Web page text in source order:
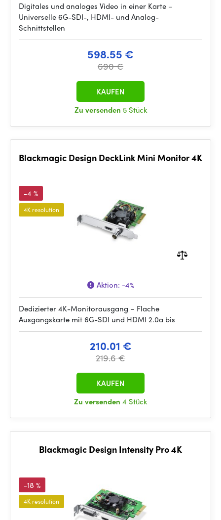
Digitales und analoges Video in einer Karte –
Universelle 6G-SDI-, HDMI- und Analog-
Schnittstellen
598.55 €
690 €
Zu versenden 5 Stück
KAUFEN
Blackmagic Design DeckLink Mini Monitor 4K
-4 %
4K resolution
Aktion: -4%
Dedizierter 4K-Monitorausgang – Flache
Ausgangskarte mit 6G-SDI und HDMI 2.0a bis
210.01 €
219.6 €
Zu versenden 4 Stück
KAUFEN
Blackmagic Design Intensity Pro 4K
-18 %
4K resolution